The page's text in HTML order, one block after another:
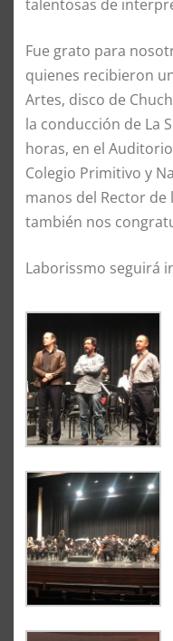
talentosas de
Fue grato para
quienes recibieron
Artes, disco de
la conducción de La
horas, en el
Colegio Primitivo y
manos del Rector de
también nos
Laborissmo seguirá